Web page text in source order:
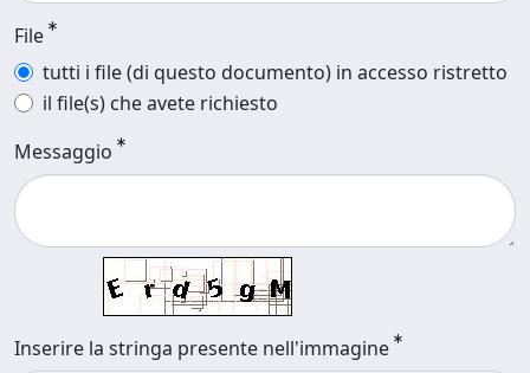
File
tutti i file (di questo documento) in accesso ristretto
il file(s) che avete richiesto
Messaggio
Inserire la stringa presente nell'immagine